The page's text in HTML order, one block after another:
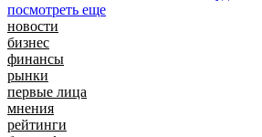
посмотреть еще
новости
бизнес
финансы
рынки
первые лица
мнения
рейтинги